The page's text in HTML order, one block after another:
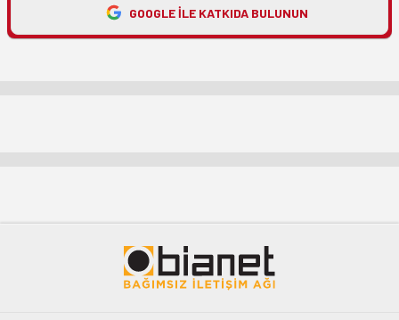
GOOGLE ILE KATKIDA BULUNUN